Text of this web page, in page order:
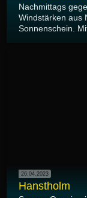
Nachmittags
Windstärken aus
Sonnenschein.
26.04.2023
Hanstholm